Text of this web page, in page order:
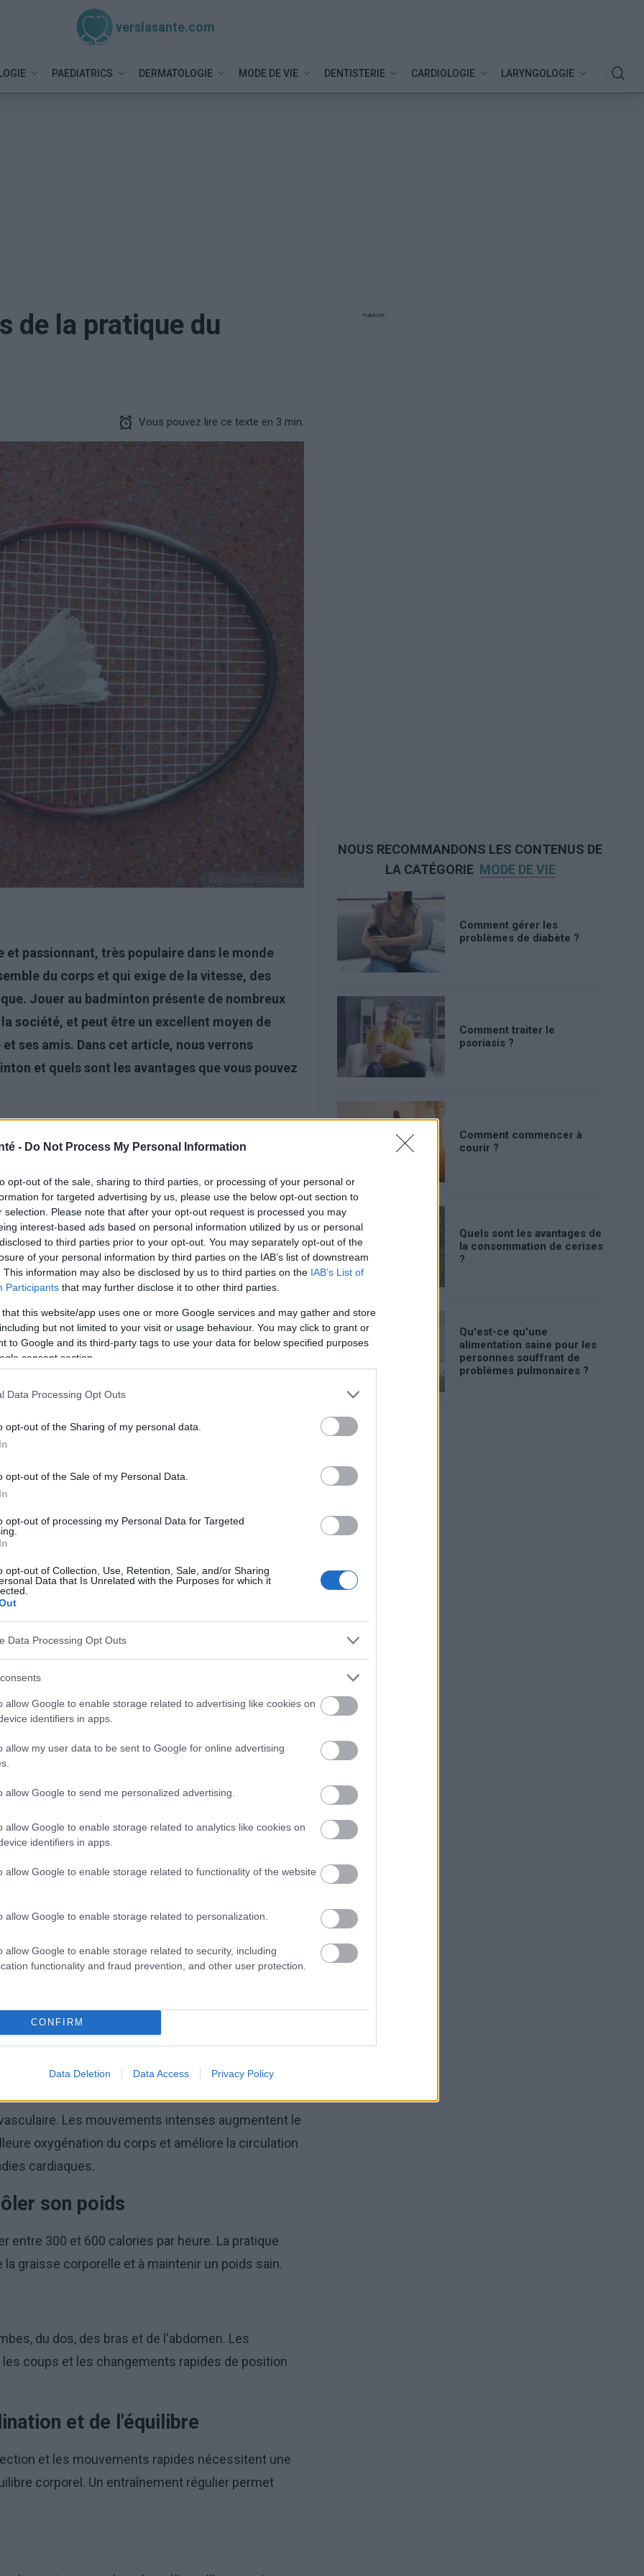
- Do Not Process My Personal Information
opt-out of the sale, sharing to third parties, or processing of your personal or
for targeted advertising by us, please use the below opt-out section to
selection. Please note that after your opt-out request is processed you may
interest-based ads based on personal information utilized by us or personal
to third parties prior to your opt-out. You may separately opt-out of the
of your personal information by third parties on the IAB’s list of downstream
This information may also be disclosed by us to third parties on the IAB’s List of
Participants that may further disclose it to other third parties.
that this website/app uses one or more Google services and may gather and store
but not limited to your visit or usage behaviour. You may click to grant or
to Google and its third-party tags to use your data for below specified purposes
consent section.
Data Processing Opt Outs
opt-out of the Sharing of my personal data.
opt-out of the Sale of my Personal Data.
opt-out of processing my Personal Data for Targeted
opt-out of Collection, Use, Retention, Sale, and/or Sharing
Data that Is Unrelated with the Purposes for which it
Data Processing Opt Outs
allow Google to enable storage related to advertising like cookies on
identifiers in apps.
allow my user data to be sent to Google for online advertising
allow Google to send me personalized advertising.
allow Google to enable storage related to analytics like cookies on
identifiers in apps.
allow Google to enable storage related to functionality of the website
allow Google to enable storage related to personalization.
allow Google to enable storage related to security, including
functionality and fraud prevention, and other user protection.
CONFIRM
Data Deletion Data Access Privacy Policy
verslasante.com
PAEDIATRICS DERMATOLOGIE MODE DE VIE DENTISTERIE CARDIOLOGIE LARYNGOLOGIE
de la pratique du
Vous pouvez lire ce texte en 3 min.
passionnant, très populaire dans le monde
du corps et qui exige de la vitesse, des
Jouer au badminton présente de nombreux
société, et peut être un excellent moyen de
ses amis. Dans cet article, nous verrons
et quels sont les avantages que vous pouvez
l'équilibre
?
physique
d'activité physique. La pratique régulière du
et le conditionnement. Avec ses
rapides de direction, le badminton sollicite
physique générale.
de l'endurance
des bras et du torse. Les échanges intenses
ce qui développe les muscles et améliore leur
réaction instantanée aux mouvements de
les réflexes, la vitesse de réaction et la capacité à
Les mouvements intenses augmentent le
oxygénation du corps et améliore la circulation
cardiaques.
son poids
entre 300 et 600 calories par heure. La pratique
graisse corporelle et à maintenir un poids sain.
du dos, des bras et de l'abdomen. Les
coups et les changements rapides de position
et de l'équilibre
et les mouvements rapides nécessitent une
corporel. Un entraînement régulier permet
Publicité:
NOUS RECOMMANDONS LES CONTENUS DE
LA CATÉGORIE MODE DE VIE
Comment gérer les
problèmes de diabète ?
Comment traiter le
psoriasis ?
Comment commencer à
courir ?
Quels sont les avantages de
la consommation de cerises
?
Qu'est-ce qu'une
alimentation saine pour les
personnes souffrant de
problèmes pulmonaires ?